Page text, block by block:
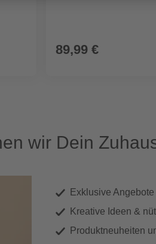
89,99 €
wir Dein
Exklusive
Kreative Ideen &
Produktneuheiten